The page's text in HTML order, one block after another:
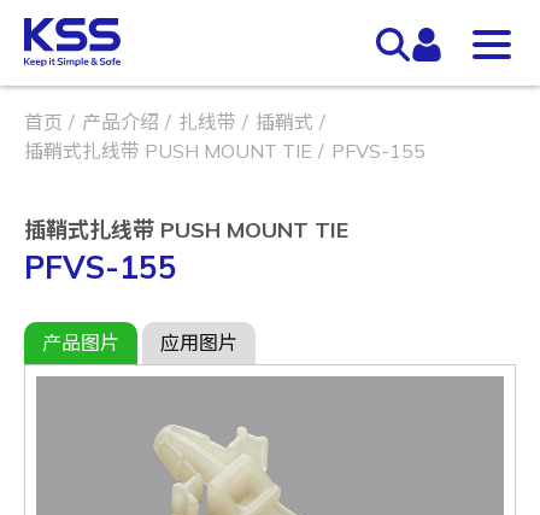
首页 产品介绍 扎线带
插鞘式
插鞘式扎线带 PUSH MOUNT TIE
PFVS-155
插鞘式扎线带 PUSH MOUNT TIE
PFVS-155
产品图片 应用图片